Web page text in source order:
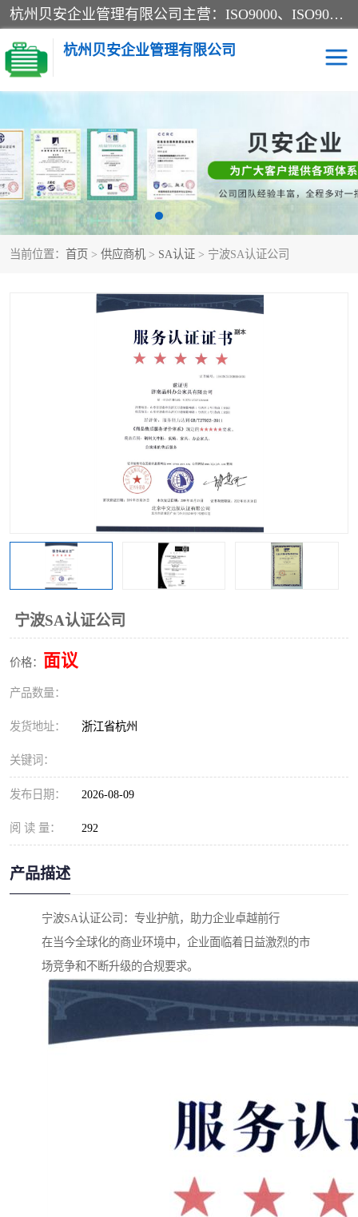
杭州贝安企业管理有限公司主营：ISO9000、ISO9000认证、ISO9001认证、ISO14000认证、ISO14001认证等系列企业认证服务。
杭州贝安企业管理有限公司
当前位置： 首页 > 供应商机 > SA认证 > 宁波SA认证公司
宁波SA认证公司
价格： 面议
产品数量：
发货地址： 浙江省杭州
关键词：
发布日期： 2026-08-09
阅 读 量： 292
产品描述
宁波SA认证公司：专业护航，助力企业卓越前行
在当今全球化的商业环境中，企业面临着日益激烈的市
场竞争和不断升级的合规要求。
CE认证 ISO13485认证
SA认证 CCC认证
OHSAS18001认证
45001认证